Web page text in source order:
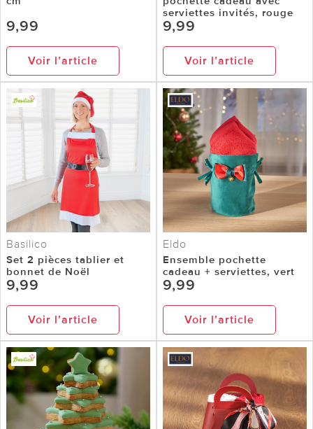
9,99
Voir l’article
serviettes invités, rouge
9,99
Voir l’article
Basilico
Set 2 pièces tablier et
bonnet de Noël
9,99
Voir l’article
Eldo
Ensemble pochette
cadeau + serviettes, vert
9,99
Voir l’article